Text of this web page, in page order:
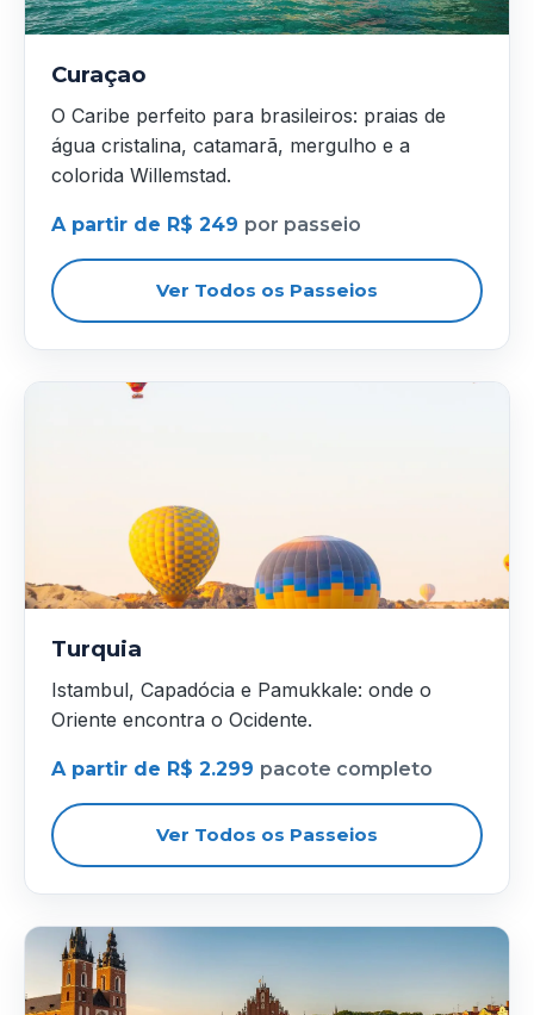
Curaçao
O Caribe perfeito para brasileiros: praias de
água cristalina, catamarã, mergulho e a
colorida Willemstad.
A partir de R$ 249 por passeio
Ver Todos os Passeios
Turquia
Istambul, Capadócia e Pamukkale: onde o
Oriente encontra o Ocidente.
A partir de R$ 2.299 pacote completo
Ver Todos os Passeios